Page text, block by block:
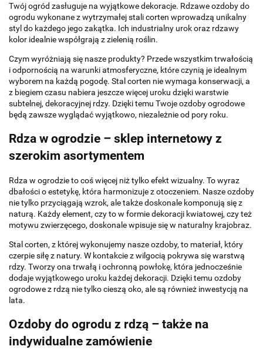
Twój ogród zasługuje na wyjątkowe dekoracje. Rdzawe ozdoby do
ogrodu wykonane z wytrzymałej stali corten wprowadzą unikalny
styl do każdego jego zakątka. Ich industrialny urok oraz rdzawy
kolor idealnie współgrają z zielenią roślin.
Czym wyróżniają się nasze produkty? Przede wszystkim trwałością
i odpornością na warunki atmosferyczne, które czynią je idealnym
wyborem na każdą pogodę. Stal corten nie wymaga konserwacji, a
z biegiem czasu nabiera jeszcze więcej uroku dzięki warstwie
subtelnej, dekoracyjnej rdzy. Dzięki temu Twoje ozdoby ogrodowe
będą zawsze wyglądać wyjątkowo, niezależnie od pory roku.
Rdza w ogrodzie – sklep internetowy z
szerokim asortymentem
Rdza w ogrodzie to coś więcej niż tylko efekt wizualny. To wyraz
dbałości o estetykę, która harmonizuje z otoczeniem. Nasze ozdoby
nie tylko przyciągają wzrok, ale także doskonale komponują się z
naturą. Każdy element, czy to w formie dekoracji kwiatowej, czy też
motywu zwierzęcego, doskonale wpisuje się w naturalny krajobraz.
Stal corten, z której wykonujemy nasze ozdoby, to materiał, który
czerpie siłę z natury. W kontakcie z wilgocią pokrywa się warstwą
rdzy. Tworzy ona trwałą i ochronną powłokę, która jednocześnie
dodaje wyjątkowego uroku każdej dekoracji. Dzięki temu ozdoby
ogrodowe z rdzą nie tylko cieszą oko, ale są również inwestycją na
lata.
Ozdoby do ogrodu z rdzą – także na
indywidualne zamówienie